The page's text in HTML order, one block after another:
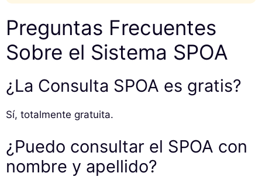
Preguntas Frecuentes
Sobre el Sistema SPOA
¿La Consulta SPOA es gratis?
Sí, totalmente gratuita.
¿Puedo consultar el SPOA con
nombre y apellido?